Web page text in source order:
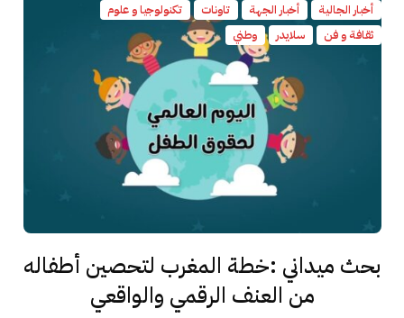
أخبار الجالية أخبار الجهة تاونات
تكنولوجيا و علوم
ثقافة و فن
سلايدر وطني
بحث ميداني :خطة المغرب لتحصين أطفاله
من العنف الرقمي والواقعي